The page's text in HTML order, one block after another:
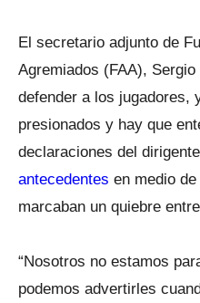
El secretario adjunto de
Agremiados (FAA),
defender a los jugadores,
presionados y hay que
declaraciones del
antecedentes en medio
marcaban un quiebre
“Nosotros no estamos
podemos advertirles